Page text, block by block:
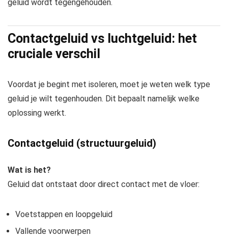
geluid wordt tegengehouden.
Contactgeluid vs luchtgeluid: het
cruciale verschil
Voordat je begint met isoleren, moet je weten welk type
geluid je wilt tegenhouden. Dit bepaalt namelijk welke
oplossing werkt.
Contactgeluid (structuurgeluid)
Wat is het?
Geluid dat ontstaat door direct contact met de vloer:
Voetstappen en loopgeluid
Vallende voorwerpen